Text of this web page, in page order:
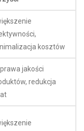
kosztów
jakości
redukcja